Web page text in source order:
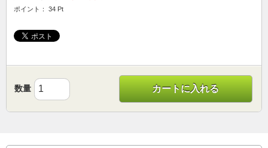
ポイント： 34 Pt
数量 カートに入れる